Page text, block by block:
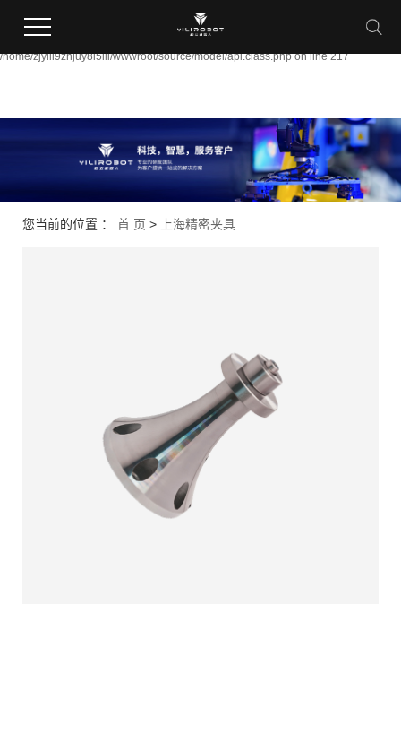
file_put_contents(/home/zjyili9znjuy8i5lli/wwwroot/source/cache/
/home/zjyili9znjuy8i5lli/wwwroot/source/model/api.class.php on line 217
您当前的位置 ： 首 页 > 上海精密夹具